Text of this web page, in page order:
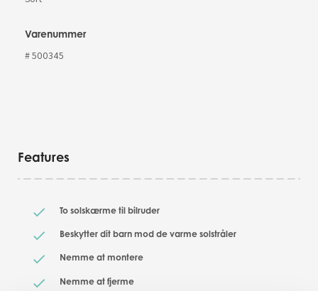
Varenummer
# 500345
Features
To solskærme til bilruder
Beskytter dit barn mod de varme solstråler
Nemme at montere
Nemme at fjerme